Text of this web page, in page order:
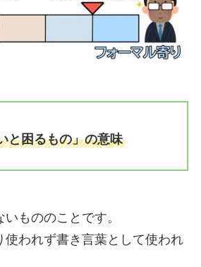
と困るもの」の意味
もののことです。
使われず書き言葉として使われ